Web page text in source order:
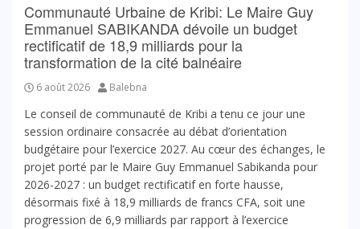
Communauté Urbaine de Kribi: Le Maire Guy
Emmanuel SABIKANDA dévoile un budget
rectificatif de 18,9 milliards pour la
transformation de la cité balnéaire
6 août 2026 Balebna
Le conseil de communauté de Kribi a tenu ce jour une
session ordinaire consacrée au débat d’orientation
budgétaire pour l’exercice 2027. Au cœur des échanges, le
projet porté par le Maire Guy Emmanuel Sabikanda pour
2026-2027 : un budget rectificatif en forte hausse,
désormais fixé à 18,9 milliards de francs CFA, soit une
progression de 6,9 milliards par rapport à l’exercice